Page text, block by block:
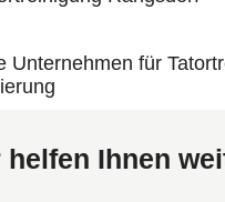
helfen Ihnen